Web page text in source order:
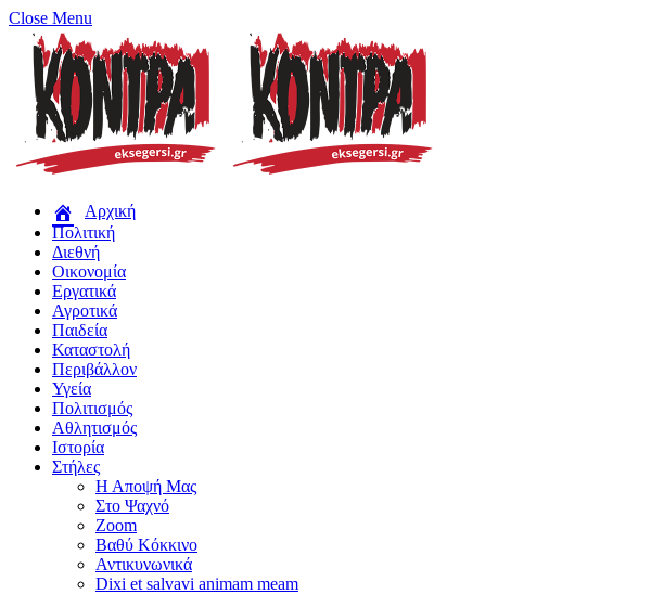
Close Menu
Αρχική
Πολιτική
Διεθνή
Οικονομία
Εργατικά
Αγροτικά
Παιδεία
Καταστολή
Περιβάλλον
Υγεία
Πολιτισμός
Αθλητισμός
Ιστορία
Στήλες
Η Αποψή Μας
Στο Ψαχνό
Zoom
Βαθύ Κόκκινο
Αντικυνωνικά
Dixi et salvavi animam meam